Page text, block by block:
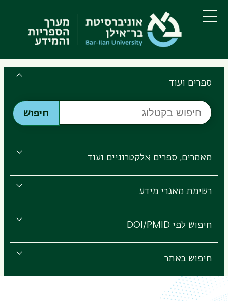
לתוכן
העיקרי
לתפריט
ניווט
ראשי
תפריט
Search
the
Ilan
Libraries
ספרים ועוד
חיפוש
בקטלוג
חיפוש
מאמרים, ספרים אלקטרוניים ועוד
רשימת מאגרי מידע
חיפוש לפי DOI/PMID
חיפוש באתר